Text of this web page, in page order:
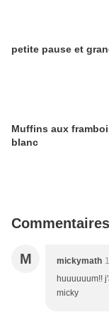
petite pause et
Muffins aux
blanc
Commentaires
M mickymath
huuuuuum!!
micky